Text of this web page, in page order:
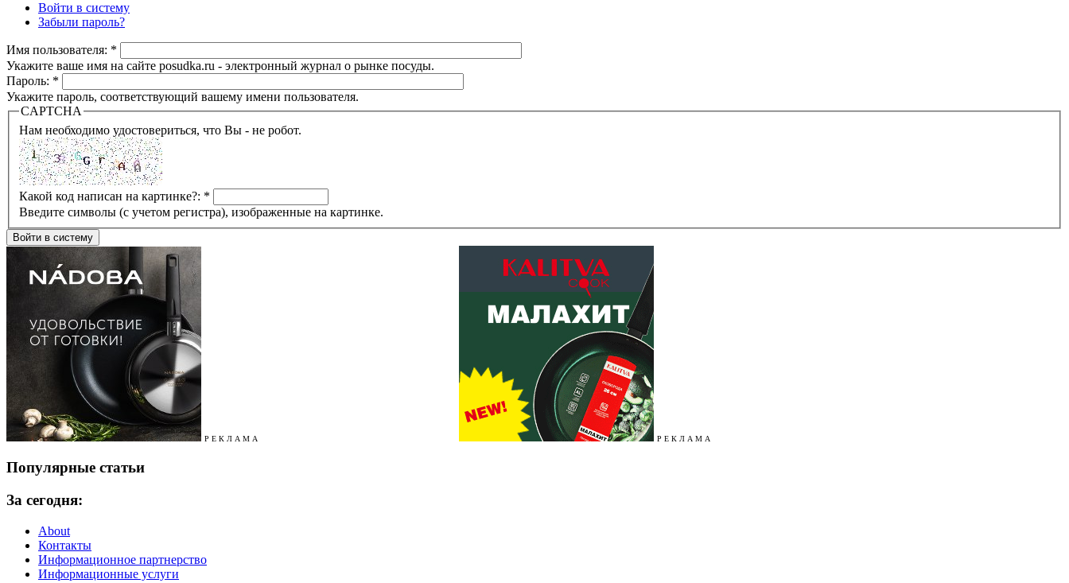
Войти в систему
Забыли пароль?
Имя пользователя: *
Укажите ваше имя на сайте posudka.ru - электронный журнал о рынке посуды.
Пароль: *
Укажите пароль, соответствующий вашему имени пользователя.
CAPTCHA
Нам необходимо удостовериться, что Вы - не робот.
Какой код написан на картинке?: *
Введите символы (с учетом регистра), изображенные на картинке.
Р Е К Л А М А Р Е К Л А М А
Популярные статьи
За сегодня:
About
Контакты
Информационное партнерство
Информационные услуги